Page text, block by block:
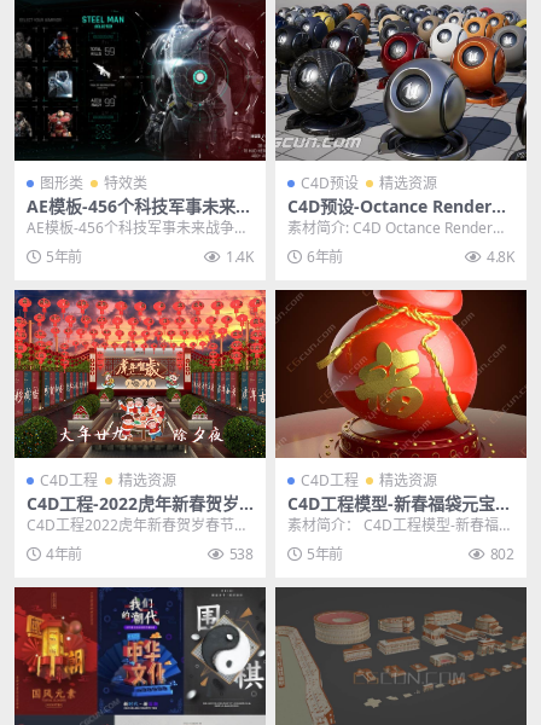
图形类 特效类
AE模板-456个科技军事未来战
争游戏UI界面HUD元素图形动
画模板
AE模板-456个科技军事未来战争游
戏UI界面HUD元素图形动画模板 其
他推荐：...
5年前 1.4K
C4D预设 精选资源
C4D预设-Octance Render材
质球纹理贴图OC渲染器预设包
工程文件合集
素材简介: C4D Octance Render材
质包含多个OC材质预设约上千个...
6年前 4.8K
C4D工程 精选资源
C4D工程-2022虎年新春贺岁
春节海报场景工程模型
C4D工程2022虎年新春贺岁春节海
报场景工程模型 2022 Year of t...
4年前 538
C4D工程 精选资源
C4D工程模型-新春福袋元宝钱
袋卡通三维立体3D模型CG村
素材简介： C4D工程模型-新春福袋
元宝钱袋卡通三维立体3D模型，再
有两个月就是...
5年前 802